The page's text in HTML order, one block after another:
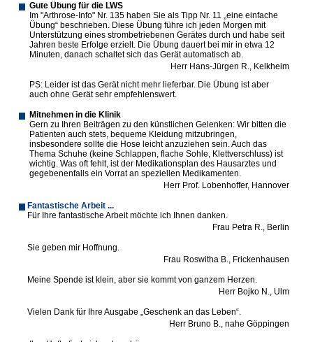
Gute Übung für die LWS
Im "Arthrose-Info" Nr. 135 haben Sie als Tipp Nr. 11 „eine einfache
Übung“ beschrieben. Diese Übung führe ich jeden Morgen mit
Unterstützung eines strombetriebenen Gerätes durch und habe seit
Jahren beste Erfolge erzielt. Die Übung dauert bei mir in etwa 12
Minuten, danach schaltet sich das Gerät automatisch ab.
Herr Hans-Jürgen R., Kelkheim
PS: Leider ist das Gerät nicht mehr lieferbar. Die Übung ist aber
auch ohne Gerät sehr empfehlenswert.
Mitnehmen in die Klinik
Gern zu Ihren Beiträgen zu den künstlichen Gelenken: Wir bitten die
Patienten auch stets, bequeme Kleidung mitzubringen,
insbesondere sollte die Hose leicht anzuziehen sein. Auch das
Thema Schuhe (keine Schlappen, flache Sohle, Klettverschluss) ist
wichtig. Was oft fehlt, ist der Medikationsplan des Hausarztes und
gegebenenfalls ein Vorrat an speziellen Medikamenten.
Herr Prof. Lobenhoffer, Hannover
Fantastische Arbeit ...
Für Ihre fantastische Arbeit möchte ich Ihnen danken.
Frau Petra R., Berlin
Sie geben mir Hoffnung.
Frau Roswitha B., Frickenhausen
Meine Spende ist klein, aber sie kommt von ganzem Herzen.
Herr Bojko N., Ulm
Vielen Dank für Ihre Ausgabe „Geschenk an das Leben“.
Herr Bruno B., nahe Göppingen